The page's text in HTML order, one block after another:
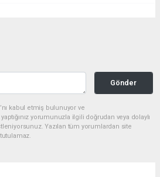
Gönder
kabul etmiş bulunuyor ve
yorumunuzla ilgili doğrudan veya dolaylı
Yazılan tüm yorumlardan site